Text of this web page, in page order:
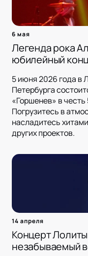
6 мая
Легенда рока
юбилейный
5 июня 2026 года в
Петербурга
«Горшенев» в
Погрузитесь в
насладитесь
других проектов.
14 апреля
Концерт
незабываемый